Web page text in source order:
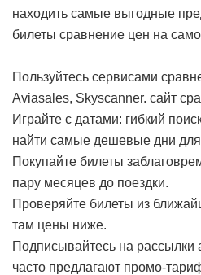
находить самые выгодные
билеты сравнение цен на
Пользуйтесь сервисами
Aviasales, Skyscanner. сайт
Играйте с датами: гибкий
найти самые дешевые дни
Покупайте билеты
пару месяцев до поездки.
Проверяйте билеты из
там цены ниже.
Подписывайтесь на рассылки
часто предлагают промо-